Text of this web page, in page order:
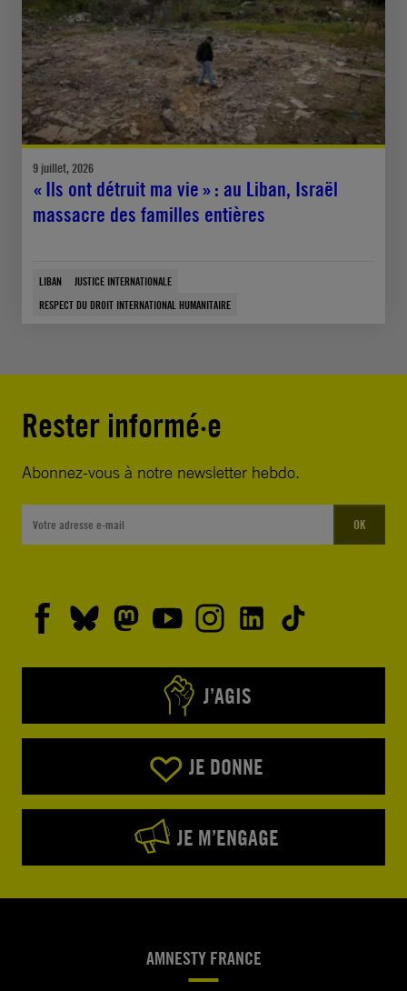
9 juillet, 2026
« Ils ont détruit ma vie » : au Liban, Israël
massacre des familles entières
LIBAN
JUSTICE INTERNATIONALE
RESPECT DU DROIT INTERNATIONAL HUMANITAIRE
Rester informé·e
Abonnez-vous à notre newsletter hebdo.
OK
J’AGIS
JE DONNE
JE M’ENGAGE
AMNESTY FRANCE